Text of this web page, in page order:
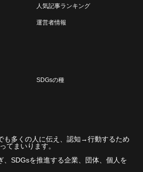
人気記事ランキング
運営者情報
SDGsの種
も多くの人に伝え、認知→行動するため
てまいります。
、SDGsを推進する企業、団体、個人を